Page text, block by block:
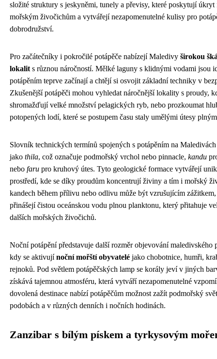
složité struktury s jeskyněmi, tunely a převisy, které poskytují úkryt
mořským živočichům a vytvářejí nezapomenutelné kulisy pro
dobrodružství.
Pro začátečníky i pokročilé potápěče nabízejí Maledivy širokou
lokalit s různou náročností. Mělké laguny s klidnými vodami jsou
potápěním teprve začínají a chtějí si osvojit základní techniky v
Zkušenější potápěči mohou vyhledat náročnější lokality s proudy,
shromažďují velké množství pelagických ryb, nebo prozkoumat
potopených lodí, které se postupem času staly umělými útesy
Slovník technických termínů spojených s potápěním na
jako thila, což označuje podmořský vrchol nebo pinnacle, kandu
nebo faru pro kruhový útes. Tyto geologické formace vytvářejí
prostředí, kde se díky proudům koncentrují živiny a tím i mořský
kandech během přílivu nebo odlivu může být vzrušujícím
přinášejí čistou oceánskou vodu plnou planktonu, který přitahuje
dalších mořských živočichů.
Noční potápění představuje další rozměr objevování maledivského
kdy se aktivujínoční mořští obyvatelé jako chobotnice, humři,
rejnoků. Pod světlem potápěčských lamp se korály jeví v jiných
získává tajemnou atmosféru, která vytváří nezapomenutelné
dovolená destinace nabízí potápěčům možnost zažít podmořský
podobách a v různých denních i nočních hodinách.
Zanzibar s bílým pískem a tyrkysovým